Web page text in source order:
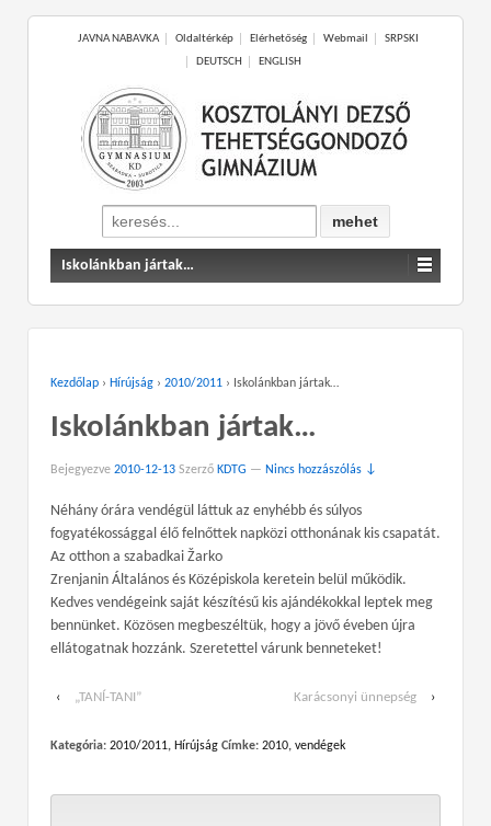
JAVNA NABAVKA Oldaltérkép Elérhetőség Webmail
SRPSKI
DEUTSCH
ENGLISH
Search
for:
Iskolánkban jártak…
Kezdőlap › Hírújság › 2010/2011 › Iskolánkban jártak…
Iskolánkban jártak…
Bejegyezve 2010-12-13 Szerző KDTG — Nincs hozzászólás ↓
Néhány órára vendégül láttuk az enyhébb és súlyos
fogyatékossággal élő felnőttek napközi otthonának kis csapatát.
Az otthon a szabadkai Žarko
Zrenjanin Általános és Középiskola keretein belül működik.
Kedves vendégeink saját készítésű kis ajándékokkal leptek meg
bennünket. Közösen megbeszéltük, hogy a jövő éveben újra
ellátogatnak hozzánk. Szeretettel várunk benneteket!
‹ „TANÍ-TANI” Karácsonyi ünnepség ›
Kategória: 2010/2011, Hírújság Címke: 2010, vendégek